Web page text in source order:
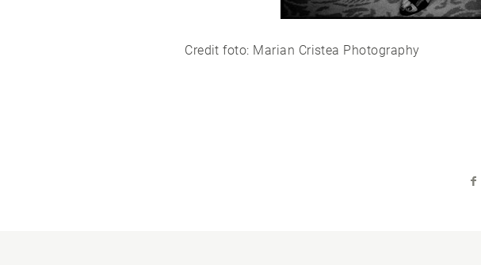
Credit foto: Marian Cristea Photography